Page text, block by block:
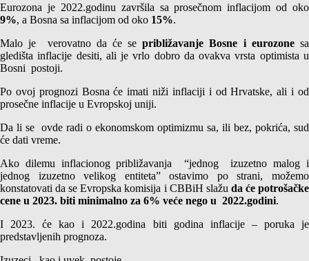
Eurozona je 2022.godinu završila sa prosečnom inflacijom od oko
9%, a Bosna sa inflacijom od oko 15%.
Malo je verovatno da će sepribližavanje Bosne i eurozonesa
gledišta inflacije desiti, ali je vrlo dobro da ovakva vrsta optimista u
Bosni postoji.
Po ovoj prognozi Bosna će imati niži inflaciji i od Hrvatske, ali i od
prosečne inflacije u Evropskoj uniji.
Da li se ovde radi o ekonomskom optimizmu sa, ili bez, pokrića, sud
će dati vreme.
Ako dilemu inflacionog približavanja “jednog izuzetno malog i
jednog izuzetno velikog entiteta” ostavimo po strani, možemo
konstatovati da se Evropska komisija i CBBiH slažu da će potrošačke
cene u 2023. biti minimalno za 6% veće nego u 2022.godini.
I 2023. će kao i 2022.godina biti godina inflacije – poruka je
predstavljenih prognoza.